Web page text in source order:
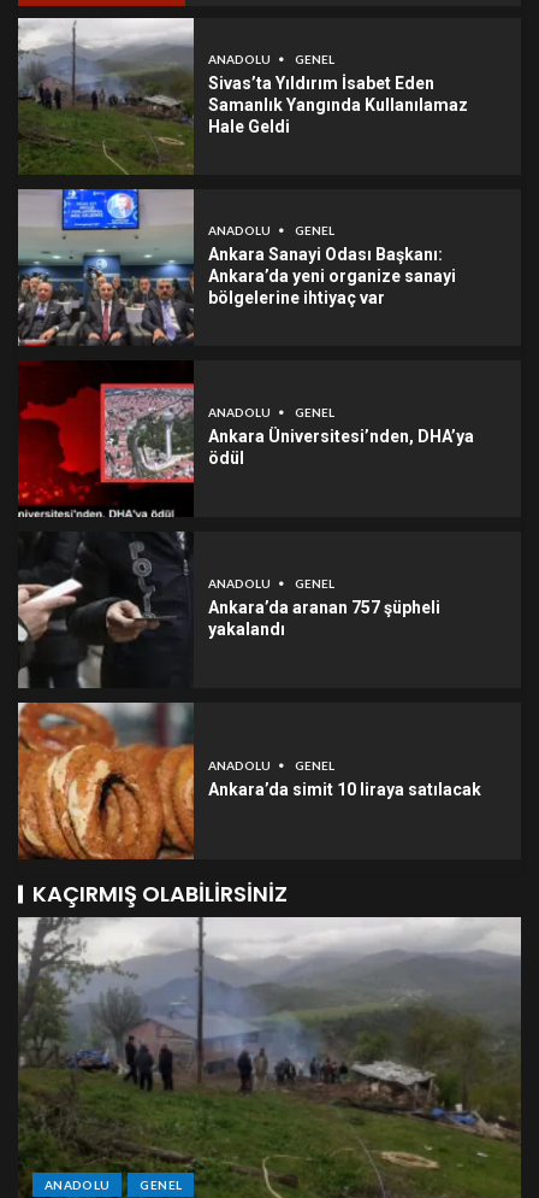
ANADOLU GENEL
Sivas’ta Yıldırım İsabet Eden
Samanlık Yangında Kullanılamaz
Hale Geldi
ANADOLU GENEL
Ankara Sanayi Odası Başkanı:
Ankara’da yeni organize sanayi
bölgelerine ihtiyaç var
ANADOLU GENEL
Ankara Üniversitesi’nden, DHA’ya
ödül
ANADOLU GENEL
Ankara’da aranan 757 şüpheli
yakalandı
ANADOLU GENEL
Ankara’da simit 10 liraya satılacak
KAÇIRMIŞ OLABILIRSINIZ
ANADOLU GENEL